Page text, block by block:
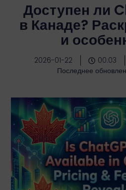
Доступен ли
в Канаде?
и
2026-01-22 00:03
Последнее